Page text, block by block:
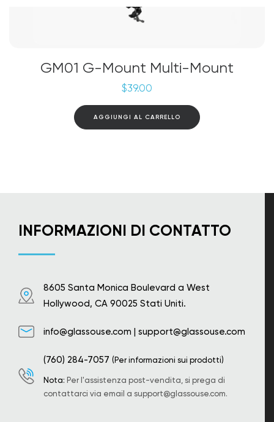
GM01 G-Mount Multi-Mount
$39.00
AGGIUNGI AL CARRELLO
INFORMAZIONI DI CONTATTO
8605 Santa Monica Boulevard a West
Hollywood, CA 90025 Stati Uniti.
info@glassouse.com | support@glassouse.com
(760) 284-7057 (Per informazioni sui prodotti)
Nota: Per l'assistenza post-vendita, si prega di
contattarci via email a support@glassouse.com.